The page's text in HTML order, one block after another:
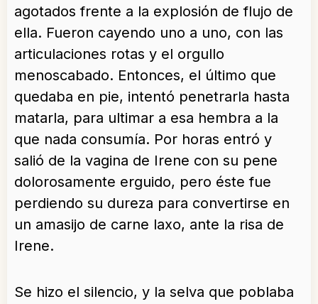
agotados frente a la explosión de flujo de
ella. Fueron cayendo uno a uno, con las
articulaciones rotas y el orgullo
menoscabado. Entonces, el último que
quedaba en pie, intentó penetrarla hasta
matarla, para ultimar a esa hembra a la
que nada consumía. Por horas entró y
salió de la vagina de Irene con su pene
dolorosamente erguido, pero éste fue
perdiendo su dureza para convertirse en
un amasijo de carne laxo, ante la risa de
Irene.
Se hizo el silencio, y la selva que poblaba